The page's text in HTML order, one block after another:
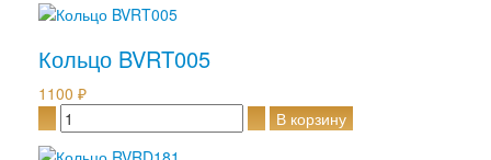
Кольцо BVRT005
1100 ₽